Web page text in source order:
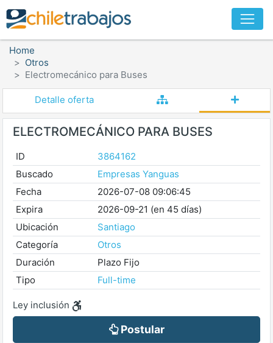
Home
Otros
Electromecánico para Buses
Detalle oferta
ELECTROMECÁNICO PARA BUSES
ID
3864162
Buscado
Empresas Yanguas
Fecha
2026-07-08 09:06:45
Expira
2026-09-21 (en 45 días)
Ubicación
Santiago
Categoría
Otros
Duración
Plazo Fijo
Tipo
Full-time
Ley inclusión
Postular